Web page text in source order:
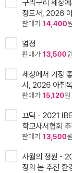
구리구리 세상
정도서, 2026
판매가 14,400
열정
판매가 13,500원
세상에서 가장
서, 2026 아침
판매가 15,120원
끄덕 - 2021
학교사서협회
판매가 13,500원
사월의 정원 -
정의 봄 추천 환